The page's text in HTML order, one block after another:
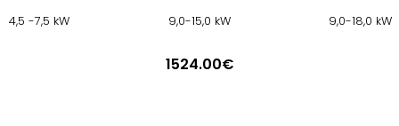
4,5 -7,5 kW 9,0-15,0 kW
1524.00€
9,0-18,0 kW